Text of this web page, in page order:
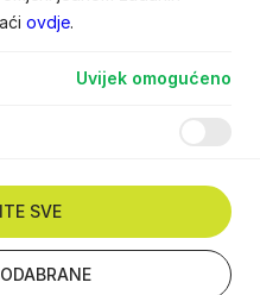
ovdje.
Uvijek omogućeno
SVE